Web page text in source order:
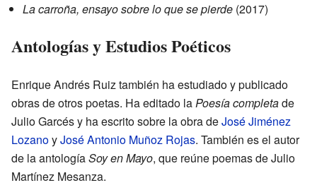
La carroña, ensayo sobre lo que se pierde (2017)
Antologías y Estudios Poéticos
Enrique Andrés Ruiz también ha estudiado y publicado
obras de otros poetas. Ha editado laPoesía completade
Julio Garcés y ha escrito sobre la obra deJosé Jiménez
LozanoyJosé Antonio Muñoz Rojas. También es el autor
de la antologíaSoy en Mayo, que reúne poemas de Julio
Martínez Mesanza.